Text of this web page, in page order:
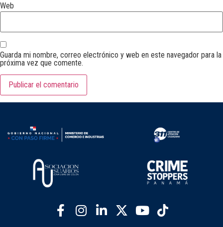
Web
Guarda mi nombre, correo electrónico y web en este navegador para la
próxima vez que comente.